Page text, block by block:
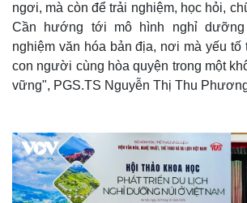
Thế giới
Quan sát
Cuộc sống đó đây
Hồ sơ
Multimedia
Video
Ảnh
E-
ngơi, mà còn để trải nghiệm, học hỏi,
Cần hướng tới mô hình nghỉ
nghiệm văn hóa bản địa, nơi mà yếu tố
con người cùng hòa quyện trong một
vững", PGS.TS Nguyễn Thị Thu